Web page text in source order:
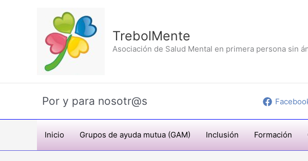
TrebolMente
Asociación de Salud Mental en primera persona sin
Por y para nosotr@s
Inicio Grupos de ayuda mutua (GAM) Inclusión Formación